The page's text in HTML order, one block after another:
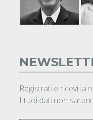
Registrati e ricevi la
I tuoi dati non